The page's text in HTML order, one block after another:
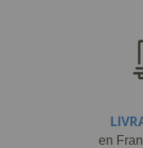
en